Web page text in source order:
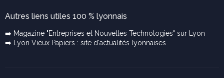
Autres liens utiles 100 % lyonnais
➡️ Magazine "Entreprises et Nouvelles Technologies" sur Lyon
➡️ Lyon Vieux Papiers : site d'actualités lyonnaises